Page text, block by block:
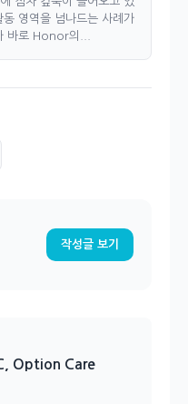
영역을 넘나드는 사례가
바로 Honor의...
작성글 보기
Option Care